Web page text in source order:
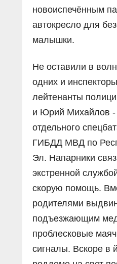
новоиспечённым
автокресло для
малышки.
Не оставили в
одних и
лейтенанты
и Юрий Михайлов -
отдельного
ГИБДД МВД по
Эл. Напарники
экстренной
скорую помощь.
родителями
подъезжающим
проблесковые
сигналы. Вскоре в